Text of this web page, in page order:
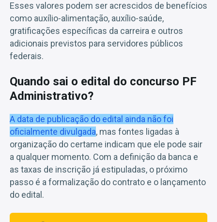
Esses valores podem ser acrescidos de benefícios
como auxílio-alimentação, auxílio-saúde,
gratificações específicas da carreira e outros
adicionais previstos para servidores públicos
federais.
Quando sai o edital do concurso PF
Administrativo?
A data de publicação do edital ainda não foi
oficialmente divulgada, mas fontes ligadas à
organização do certame indicam que ele pode sair
a qualquer momento. Com a definição da banca e
as taxas de inscrição já estipuladas, o próximo
passo é a formalização do contrato e o lançamento
do edital.